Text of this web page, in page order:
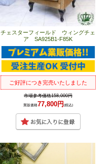
チェスターフィールド ウィングチェ
ア SA925B1-F85K
ご好評につき完売いたしました
市場参考価格158,000円
業販価格77,800円 (税込)